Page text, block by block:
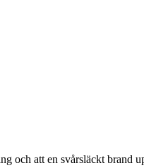
och att en svårsläckt brand